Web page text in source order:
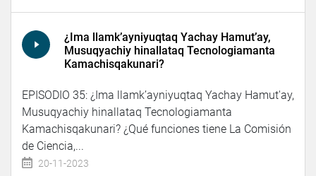
¿Ima llamk’ayniyuqtaq Yachay Hamut’ay,
Musuqyachiy hinallataq Tecnologiamanta
Kamachisqakunari?
EPISODIO 35: ¿Ima llamk’ayniyuqtaq Yachay Hamut'ay,
Musuqyachiy hinallataq Tecnologiamanta
Kamachisqakunari? ¿Qué funciones tiene La Comisión
de Ciencia,...
20-11-2023